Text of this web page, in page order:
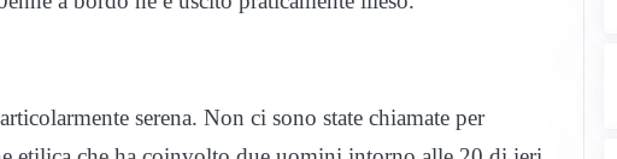
serena. Non ci sono state chiamate per